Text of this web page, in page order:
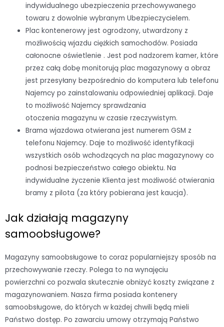
indywidualnego ubezpieczenia przechowywanego
towaru z dowolnie wybranym Ubezpieczycielem.
Plac kontenerowy jest ogrodzony, utwardzony z
możliwością wjazdu ciężkich samochodów. Posiada
całonocne oświetlenie . Jest pod nadzorem kamer, które
przez całą dobę monitorują plac magazynowy a obraz
jest przesyłany bezpośrednio do komputera lub telefonu
Najemcy po zainstalowaniu odpowiedniej aplikacji. Daje
to możliwość Najemcy sprawdzania
otoczenia magazynu w czasie rzeczywistym.
Brama wjazdowa otwierana jest numerem GSM z
telefonu Najemcy. Daje to możliwość identyfikacji
wszystkich osób wchodzących na plac magazynowy co
podnosi bezpieczeństwo całego obiektu. Na
indywidualne życzenie Klienta jest możliwość otwierania
bramy z pilota (za który pobierana jest kaucja).
Jak działają magazyny
samoobsługowe?
Magazyny samoobsługowe to coraz popularniejszy sposób na
przechowywanie rzeczy. Polega to na wynajęciu
powierzchni co pozwala skutecznie obniżyć koszty związane z
magazynowaniem. Nasza firma posiada kontenery
samoobsługowe, do których w każdej chwili będą mieli
Państwo dostęp. Po zawarciu umowy otrzymają Państwo